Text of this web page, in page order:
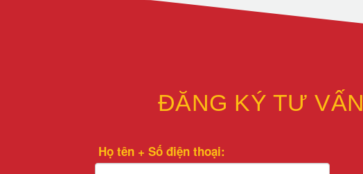
ĐĂNG KÝ TƯ VẤN
Họ tên + Số điện thoại: